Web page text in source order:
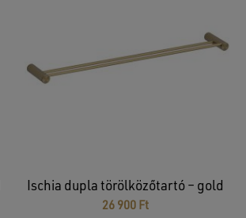
Ischia dupla törölközőtartó – gold
26 900 Ft